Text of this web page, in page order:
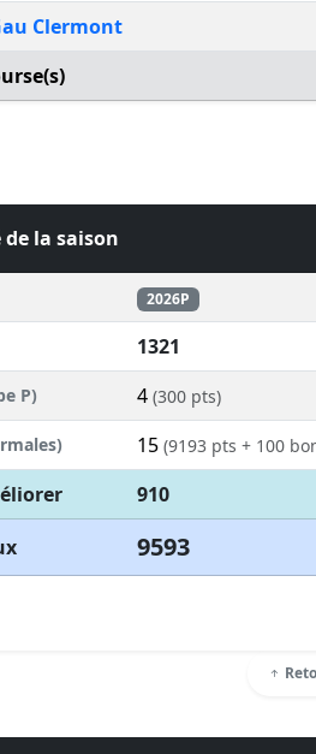
Clermont
de la saison
2026P
1321
P) 4 (300 pts)
15 (9193 pts + 100
910
9593